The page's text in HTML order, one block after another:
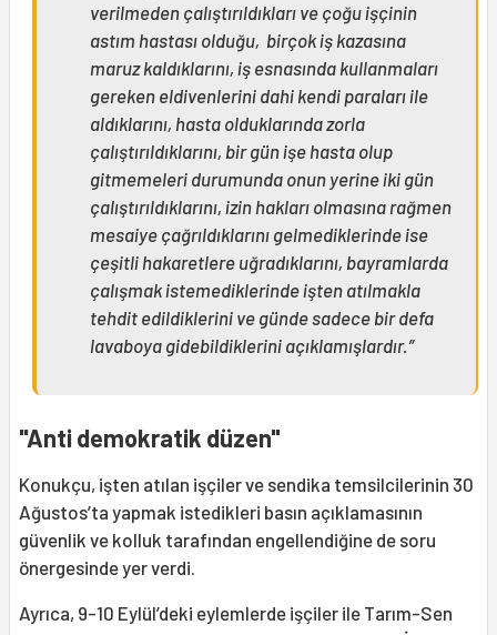
verilmeden çalıştırıldıkları ve çoğu işçinin
astım hastası olduğu, birçok iş kazasına
maruz kaldıklarını, iş esnasında kullanmaları
gereken eldivenlerini dahi kendi paraları ile
aldıklarını, hasta olduklarında zorla
çalıştırıldıklarını, bir gün işe hasta olup
gitmemeleri durumunda onun yerine iki gün
çalıştırıldıklarını, izin hakları olmasına rağmen
mesaiye çağrıldıklarını gelmediklerinde ise
çeşitli hakaretlere uğradıklarını, bayramlarda
çalışmak istemediklerinde işten atılmakla
tehdit edildiklerini ve günde sadece bir defa
lavaboya gidebildiklerini açıklamışlardır.”
"Anti demokratik düzen"
Konukçu, işten atılan işçiler ve sendika temsilcilerinin 30
Ağustos’ta yapmak istedikleri basın açıklamasının
güvenlik ve kolluk tarafından engellendiğine de soru
önergesinde yer verdi.
Ayrıca, 9-10 Eylül’deki eylemlerde işçiler ile Tarım-Sen